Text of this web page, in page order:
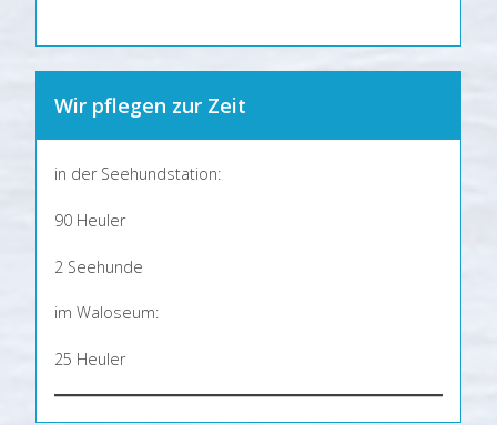
Wir pflegen zur Zeit
in der Seehundstation:
90 Heuler
2 Seehunde
im Waloseum:
25 Heuler